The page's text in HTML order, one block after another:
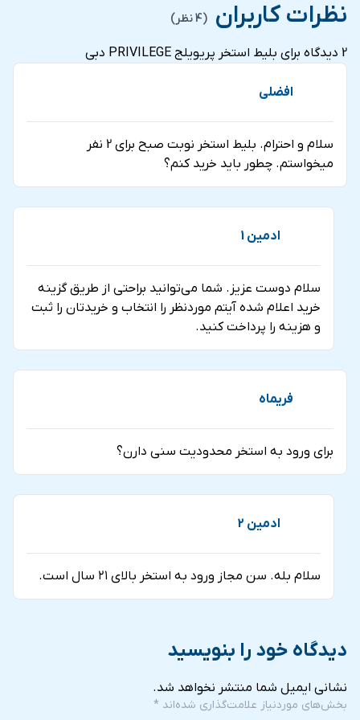
فروش در شهرهای تهران، شیراز و دبی می باشد.
شود.
نظرات کاربران (4 نظر)
2 دیدگاه برای بلیط استخر پریویلج PRIVILEGE دبی
افضلی
سلام و احترام. بلیط استخر نوبت صبح برای 2 نفر
میخواستم. چطور باید خرید کنم؟
ادمین 1
سلام دوست عزیز. شما می‌توانید براحتی از طریق گزینه
خرید اعلام شده آیتم موردنظر را انتخاب و خریدتان را ثبت
و هزینه را پرداخت کنید.
فریماه
برای ورود به استخر محدودیت سنی دارن؟
ادمین 2
سلام بله. سن مجاز ورود به استخر بالای ۲۱ سال است.
دیدگاه خود را بنویسید
نشانی ایمیل شما منتشر نخواهد شد.
بخش‌های موردنیاز علامت‌گذاری شده‌اند *